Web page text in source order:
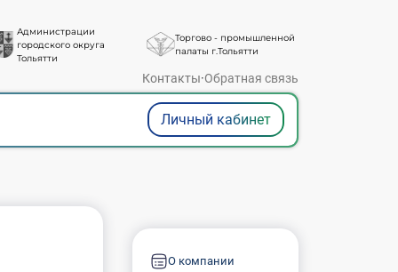
Администрации
городского округа
Тольятти
Торгово - промышленной
палаты г.Тольятти
Контакты·Обратная связь
Личный кабинет
О компании